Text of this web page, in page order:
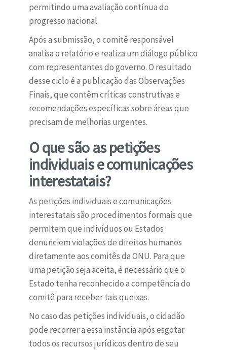
permitindo uma avaliação contínua do
progresso nacional.
Após a submissão, o comitê responsável
analisa o relatório e realiza um diálogo público
com representantes do governo. O resultado
desse ciclo é a publicação das Observações
Finais, que contêm críticas construtivas e
recomendações específicas sobre áreas que
precisam de melhorias urgentes.
O que são as petições
individuais e comunicações
interestatais?
As petições individuais e comunicações
interestatais são procedimentos formais que
permitem que indivíduos ou Estados
denunciem violações de direitos humanos
diretamente aos comitês da ONU. Para que
uma petição seja aceita, é necessário que o
Estado tenha reconhecido a competência do
comitê para receber tais queixas.
No caso das petições individuais, o cidadão
pode recorrer a essa instância após esgotar
todos os recursos jurídicos dentro de seu